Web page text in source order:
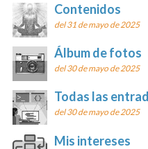
Contenidos
del 31 de mayo de 2025
Álbum de fotos
del 30 de mayo de 2025
Todas las
del 30 de mayo de 2025
Mis intereses